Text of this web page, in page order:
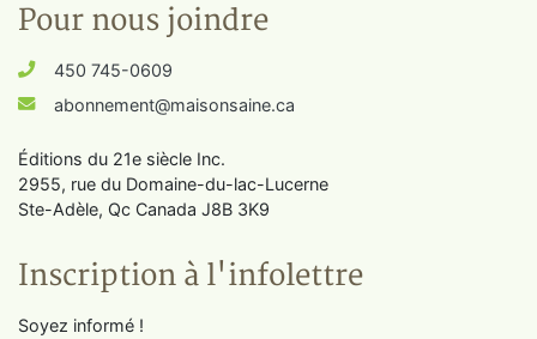
Pour nous joindre
450 745-0609
abonnement@maisonsaine.ca
Éditions du 21e siècle Inc.
2955, rue du Domaine-du-lac-Lucerne
Ste-Adèle, Qc Canada J8B 3K9
Inscription à l'infolettre
Soyez informé !